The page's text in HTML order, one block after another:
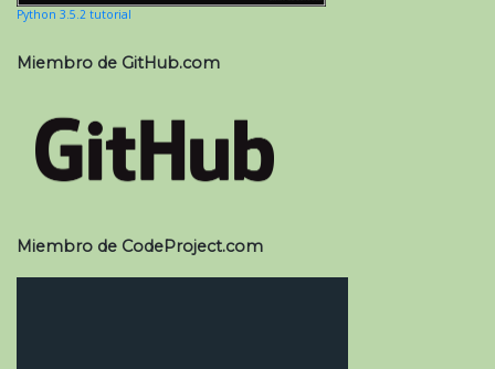
Python 3.5.2 tutorial
Miembro de GitHub.com
Miembro de CodeProject.com